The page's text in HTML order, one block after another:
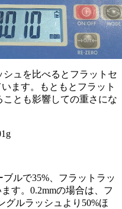
ュを比べるとフラットセ
ます。もともとフラット
とも影響しての重さにな
ルで35%、フラットラッ
す。0.2mmの場合は、フ
グルラッシュより50%ほ